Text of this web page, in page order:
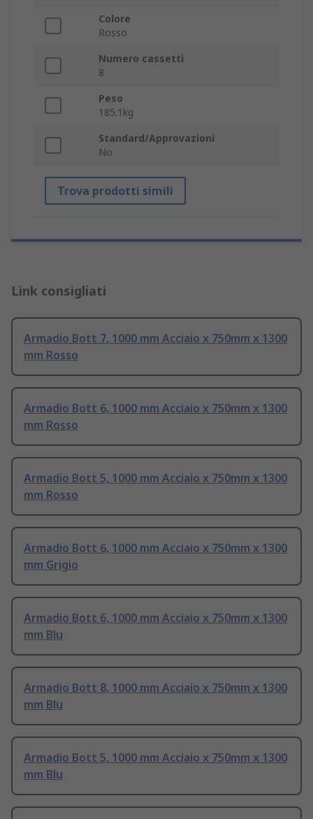
Colore
Rosso
Numero cassetti
8
Peso
185.1kg
Standard/Approvazioni
No
Trova prodotti simili
Link consigliati
Armadio Bott 7, 1000 mm Acciaio x 750mm x 1300
mm Rosso
Armadio Bott 6, 1000 mm Acciaio x 750mm x 1300
mm Rosso
Armadio Bott 5, 1000 mm Acciaio x 750mm x 1300
mm Rosso
Armadio Bott 6, 1000 mm Acciaio x 750mm x 1300
mm Grigio
Armadio Bott 6, 1000 mm Acciaio x 750mm x 1300
mm Blu
Armadio Bott 8, 1000 mm Acciaio x 750mm x 1300
mm Blu
Armadio Bott 5, 1000 mm Acciaio x 750mm x 1300
mm Blu